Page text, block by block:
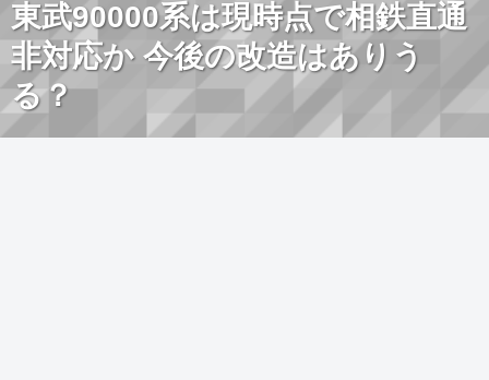
東武90000系は現時点で相鉄直通
非対応か 今後の改造はありう
る？